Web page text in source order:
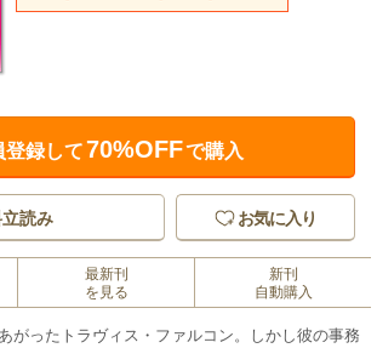
登録して70%OFFで購入
読み お気に入り
最新刊
を見る
新刊
自動購入
がったトラヴィス・ファルコン。しかし彼の事務